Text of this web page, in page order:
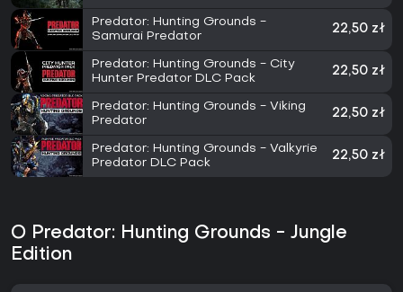
Predator: Hunting Grounds -
Samurai Predator
22,50 zł
Predator: Hunting Grounds - City
Hunter Predator DLC Pack
22,50 zł
Predator: Hunting Grounds - Viking
Predator
22,50 zł
Predator: Hunting Grounds - Valkyrie
Predator DLC Pack
22,50 zł
O Predator: Hunting Grounds - Jungle
Edition